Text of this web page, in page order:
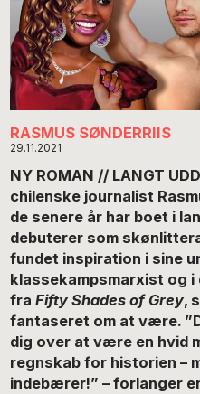
RASMUS SØNDERRIIS
29.11.2021
NY ROMAN // LANGT
chilenske journalist
de senere år har boet i
debuterer som
fundet inspiration i sine
klassekampsmarxist og
fraFifty Shades of Grey,
fantaseret om at være.
dig over at være en hvid
regnskab for historien –
indebærer!” – forlanger